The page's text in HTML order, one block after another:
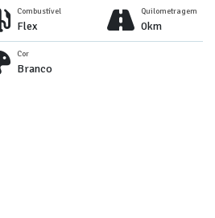
Combustível
Flex
Quilometragem
0km
Cor
Branco